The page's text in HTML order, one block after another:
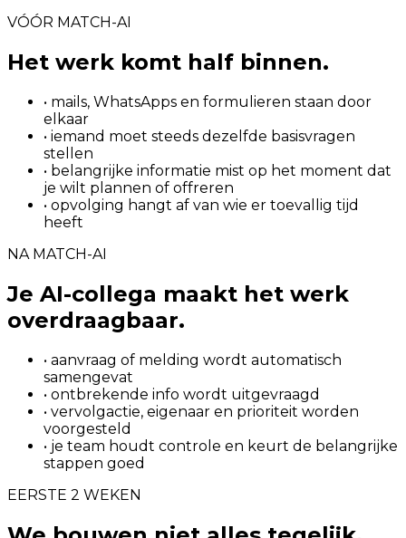
VÓÓR MATCH-AI
Het werk komt half binnen.
• mails, WhatsApps en formulieren staan door
elkaar
• iemand moet steeds dezelfde basisvragen
stellen
• belangrijke informatie mist op het moment dat
je wilt plannen of offreren
• opvolging hangt af van wie er toevallig tijd
heeft
NA MATCH-AI
Je AI-collega maakt het werk
overdraagbaar.
• aanvraag of melding wordt automatisch
samengevat
• ontbrekende info wordt uitgevraagd
• vervolgactie, eigenaar en prioriteit worden
voorgesteld
• je team houdt controle en keurt de belangrijke
stappen goed
EERSTE 2 WEKEN